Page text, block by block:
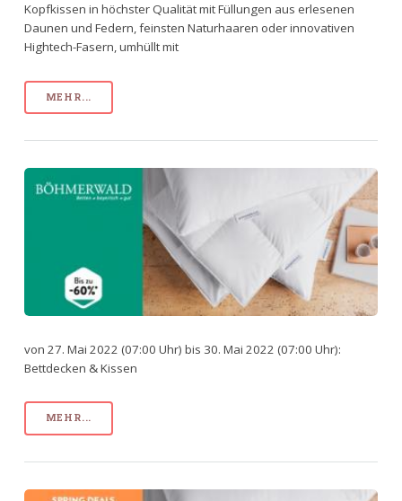
Kopfkissen in höchster Qualität mit Füllungen aus erlesenen
Daunen und Federn, feinsten Naturhaaren oder innovativen
Hightech-Fasern, umhüllt mit
MEHR...
von 27. Mai 2022 (07:00 Uhr) bis 30. Mai 2022 (07:00 Uhr):
Bettdecken & Kissen
MEHR...